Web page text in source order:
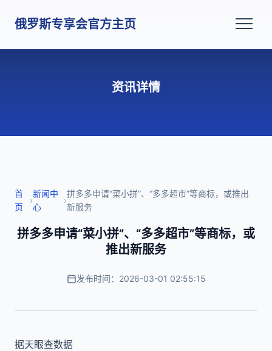
俄罗斯专享会官方主页
资讯详情
首
页
›
新闻中
心
›
拼多多申请“菜小拼”、“多多超市”等商标，或推出
新服务
拼多多申请“菜小拼”、“多多超市”等商标，或
推出新服务
发布时间：2026-03-01 02:55:15
据天眼查数据